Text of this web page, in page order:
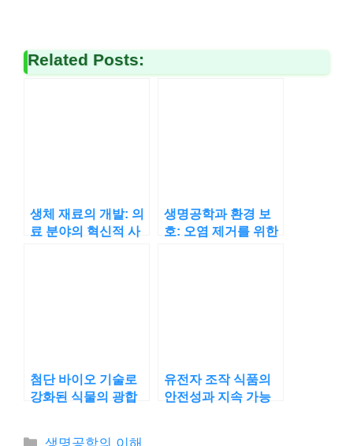
Related Posts:
생체 재료의 개발: 의
료 분야의 혁신적 사
생명공학과 환경 보
호: 오염 제거를 위한
첨단 바이오 기술로
강화된 식물의 광합
유전자 조작 식품의
안전성과 지속 가능
카
생명공학의 이해